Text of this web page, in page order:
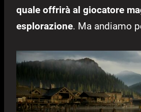
quale offrirà al giocatore
esplorazione. Ma andiamo